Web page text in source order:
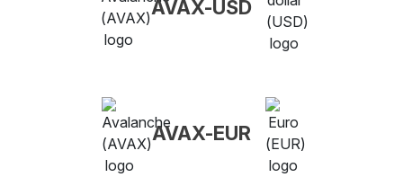
AVAX-USD
AVAX-EUR